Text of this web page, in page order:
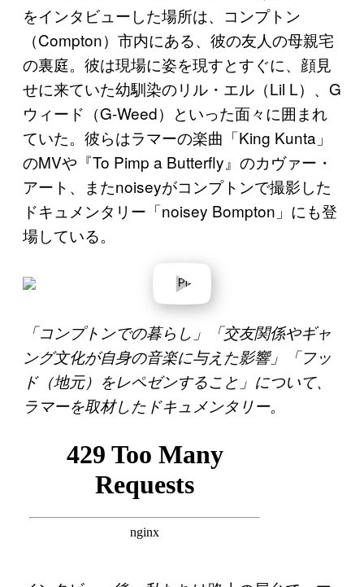
をインタビューした場所は、コンプトン
（Compton）市内にある、彼の友人の母親宅
の裏庭。彼は現場に姿を現すとすぐに、顔見
せに来ていた幼馴染のリル・エル（Lil L）、G
ウィード（G-Weed）といった面々に囲まれ
ていた。彼らはラマーの楽曲「King Kunta」
のMVや『To Pimp a Butterfly』のカヴァー・
アート、またnoiseyがコンプトンで撮影した
ドキュメンタリー「noisey Bompton」にも登
場している。
l
a
e
o
「コンプトンでの暮らし」「交友関係やギャ
ング文化が自身の音楽に与えた影響」「フッ
ド（地元）をレペゼンすること」について、
ラマーを取材したドキュメンタリー。